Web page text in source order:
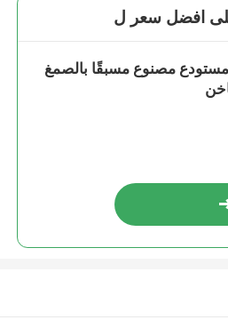
افضل سعر ل
مستودع مصنوع مسبقًا بالصمغ